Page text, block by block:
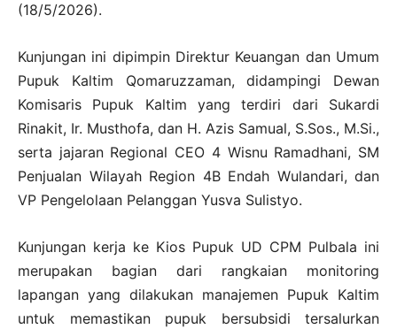
(18/5/2026).
Kunjungan ini dipimpin Direktur Keuangan dan Umum
Pupuk Kaltim Qomaruzzaman, didampingi Dewan
Komisaris Pupuk Kaltim yang terdiri dari Sukardi
Rinakit, Ir. Musthofa, dan H. Azis Samual, S.Sos., M.Si.,
serta jajaran Regional CEO 4 Wisnu Ramadhani, SM
Penjualan Wilayah Region 4B Endah Wulandari, dan
VP Pengelolaan Pelanggan Yusva Sulistyo.
Kunjungan kerja ke Kios Pupuk UD CPM Pulbala ini
merupakan bagian dari rangkaian monitoring
lapangan yang dilakukan manajemen Pupuk Kaltim
untuk memastikan pupuk bersubsidi tersalurkan